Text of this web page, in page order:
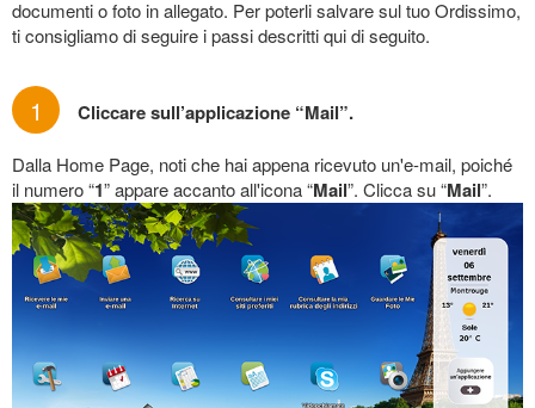
documenti o foto in allegato. Per poterli salvare sul tuo Ordissimo,
ti consigliamo di seguire i passi descritti qui di seguito.
1 Cliccare sull’applicazione “Mail”.
Dalla Home Page, noti che hai appena ricevuto un'e-mail, poiché
il numero “1” appare accanto all'icona “Mail”. Clicca su “Mail”.